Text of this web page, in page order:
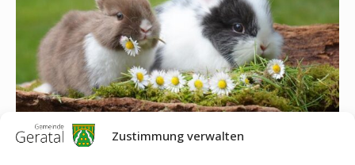
Zustimmung verwalten